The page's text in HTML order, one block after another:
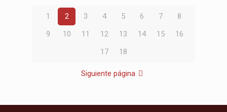
1 2 3 4 5 6 7
8
9
10 11 12 13 14 15
16
17
18
Siguiente página